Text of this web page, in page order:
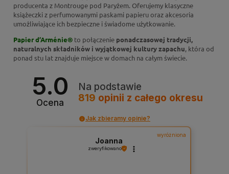
producenta z Montrouge pod Paryżem. Oferujemy klasyczne
książeczki z perfumowanymi paskami papieru oraz akcesoria
umożliwiające ich bezpieczne i świadome użytkowanie.
Papier d’Arménie® to połączenie ponadczasowej tradycji,
naturalnych składników i wyjątkowej kultury zapachu, która od
ponad stu lat znajduje miejsce w domach na całym świecie.
5.0
Ocena
Na podstawie
819 opinii z całego okresu
Jak zbieramy opinie?
wyróżniona
Joanna
zweryfikowano